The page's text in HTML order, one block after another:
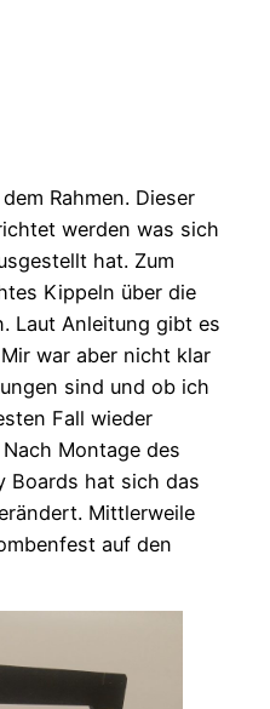
Rahmen. Dieser
werden was sich
hat. Zum
Kippeln über die
Laut Anleitung gibt es
war aber nicht klar
sind und ob ich
Fall wieder
Montage des
Boards hat sich das
Mittlerweile
auf den